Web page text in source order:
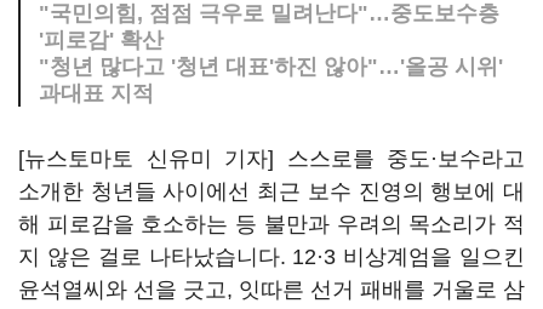
"국민의힘, 점점 극우로 밀려난다"…중도보수층
'피로감' 확산
"청년 많다고 '청년 대표'하진 않아"…'올공 시위'
과대표 지적
[뉴스토마토 신유미 기자] 스스로를 중도·보수라고
소개한 청년들 사이에선 최근 보수 진영의 행보에 대
해 피로감을 호소하는 등 불만과 우려의 목소리가 적
지 않은 걸로 나타났습니다. 12·3 비상계엄을 일으킨
윤석열씨와 선을 긋고, 잇따른 선거 패배를 거울로 삼